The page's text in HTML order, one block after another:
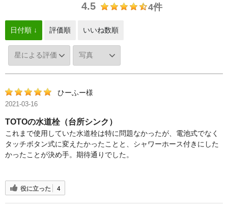
4.5 4件
日付順 ↓ 評価順 いいね数順
ひーふー様
2021-03-16
TOTOの水道栓（台所シンク）
これまで使用していた水道栓は特に問題なかったが、電池式でなく
タッチボタン式に変えたかったことと、シャワーホース付きにした
かったことが決め手。期待通りでした。
役に立った 4